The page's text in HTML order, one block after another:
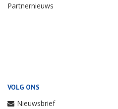
Partnernieuws
VOLG ONS
Nieuwsbrief